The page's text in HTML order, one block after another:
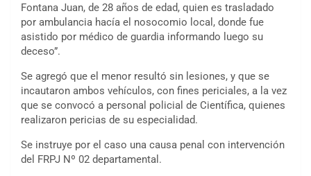
Fontana Juan, de 28 años de edad, quien es trasladado
por ambulancia hacía el nosocomio local, donde fue
asistido por médico de guardia informando luego su
deceso”.
Se agregó que el menor resultó sin lesiones, y que se
incautaron ambos vehículos, con fines periciales, a la vez
que se convocó a personal policial de Científica, quienes
realizaron pericias de su especialidad.
Se instruye por el caso una causa penal con intervención
del FRPJ Nº 02 departamental.